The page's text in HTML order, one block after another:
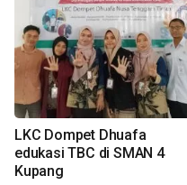
LKC Dompet Dhuafa
edukasi TBC di SMAN 4
Kupang